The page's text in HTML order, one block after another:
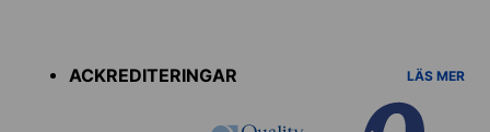
ACKREDITERINGAR
LÄS MER